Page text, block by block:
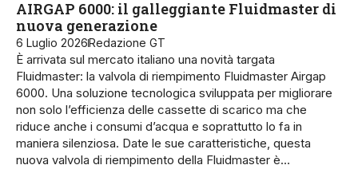
AIRGAP 6000: il galleggiante Fluidmaster di
nuova generazione
6 Luglio 2026Redazione GT
È arrivata sul mercato italiano una novità targata
Fluidmaster: la valvola di riempimento Fluidmaster Airgap
6000. Una soluzione tecnologica sviluppata per migliorare
non solo l’efficienza delle cassette di scarico ma che
riduce anche i consumi d’acqua e soprattutto lo fa in
maniera silenziosa. Date le sue caratteristiche, questa
nuova valvola di riempimento della Fluidmaster è…